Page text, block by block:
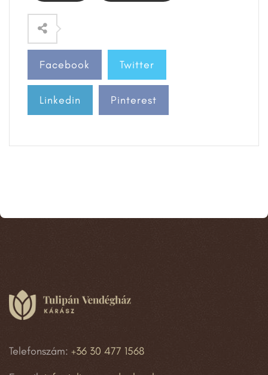
Facebook Twitter
Linkedin Pinterest
Telefonszám: +36 30 477 1568